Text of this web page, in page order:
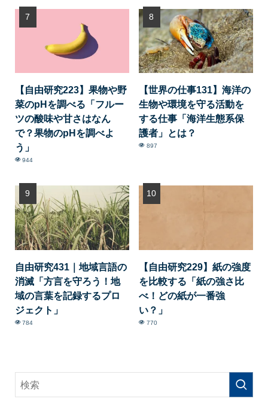
【自由研究223】果物や野
菜のpHを調べる「フルー
ツの酸味や甘さはなん
で？果物のpHを調べよ
う」
944
【世界の仕事131】海洋の
生物や環境を守る活動を
する仕事「海洋生態系保
護者」とは？
897
自由研究431｜地域言語の
消滅「方言を守ろう！地
域の言葉を記録するプロ
ジェクト」
784
【自由研究229】紙の強度
を比較する「紙の強さ比
べ！どの紙が一番強
い？」
770